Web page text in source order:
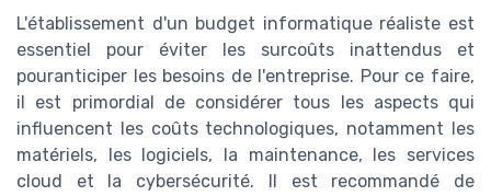
L'établissement d'un budget informatique réaliste est
essentiel pour éviter les surcoûts inattendus et
pouranticiper les besoins de l'entreprise. Pour ce faire,
il est primordial de considérer tous les aspects qui
influencent les coûts technologiques, notamment les
matériels, les logiciels, la maintenance, les services
cloud et la cybersécurité. Il est recommandé de